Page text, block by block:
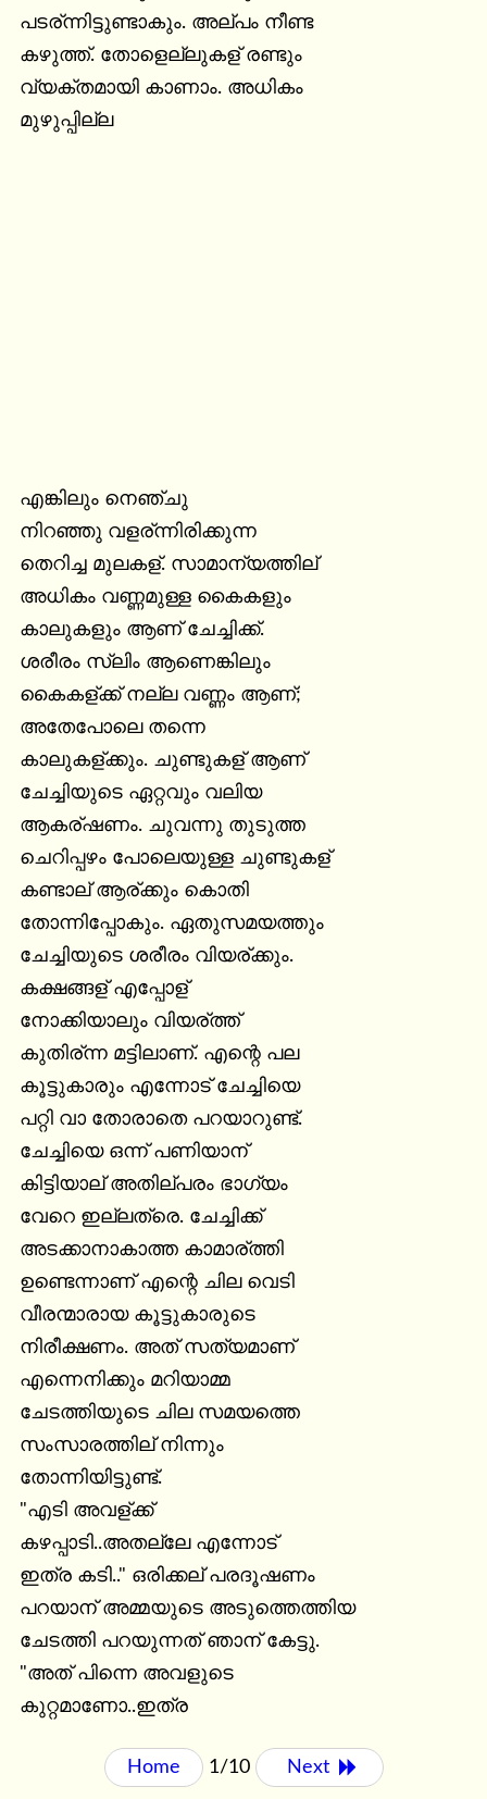
പടര്ന്നിട്ടുണ്ടാകും. അല്പം നീണ്ട
കഴുത്ത്. തോളെല്ലുകള് രണ്ടും
വ്യക്തമായി കാണാം. അധികം
മുഴുപ്പില്ല
എങ്കിലും നെഞ്ചു
നിറഞ്ഞു വളര്ന്നിരിക്കുന്ന
തെറിച്ച മുലകള്. സാമാന്യത്തില്
അധികം വണ്ണമുള്ള കൈകളും
കാലുകളും ആണ് ചേച്ചിക്ക്.
ശരീരം സ്ലിം ആണെങ്കിലും
കൈകള്ക്ക് നല്ല വണ്ണം ആണ്;
അതേപോലെ തന്നെ
കാലുകള്ക്കും. ചുണ്ടുകള് ആണ്
ചേച്ചിയുടെ ഏറ്റവും വലിയ
ആകര്ഷണം. ചുവന്നു തുടുത്ത
ചെറിപ്പഴം പോലെയുള്ള ചുണ്ടുകള്
കണ്ടാല് ആര്ക്കും കൊതി
തോന്നിപ്പോകും. ഏതുസമയത്തും
ചേച്ചിയുടെ ശരീരം വിയര്ക്കും.
കക്ഷങ്ങള് എപ്പോള്
നോക്കിയാലും വിയര്ത്ത്
കുതിര്ന്ന മട്ടിലാണ്. എന്റെ പല
കൂട്ടുകാരും എന്നോട് ചേച്ചിയെ
പറ്റി വാ തോരാതെ പറയാറുണ്ട്.
ചേച്ചിയെ ഒന്ന് പണിയാന്
കിട്ടിയാല് അതില്പരം ഭാഗ്യം
വേറെ ഇല്ലത്രെ. ചേച്ചിക്ക്
അടക്കാനാകാത്ത കാമാര്ത്തി
ഉണ്ടെന്നാണ് എന്റെ ചില വെടി
വീരന്മാരായ കൂട്ടുകാരുടെ
നിരീക്ഷണം. അത് സത്യമാണ്
എന്നെനിക്കും മറിയാമ്മ
ചേടത്തിയുടെ ചില സമയത്തെ
സംസാരത്തില് നിന്നും
തോന്നിയിട്ടുണ്ട്.
"എടി അവള്ക്ക്
കഴപ്പാടി..അതല്ലേ എന്നോട്
ഇത്ര കടി.." ഒരിക്കല് പരദൂഷണം
പറയാന് അമ്മയുടെ അടുത്തെത്തിയ
ചേടത്തി പറയുന്നത് ഞാന് കേട്ടു.
"അത് പിന്നെ അവളുടെ
കുറ്റമാണോ..ഇത്ര
Home 1/10 Next